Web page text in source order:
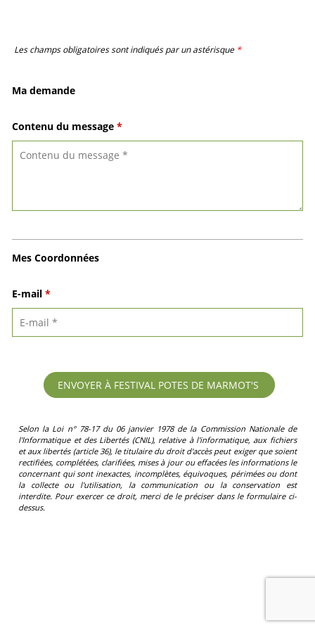
Les champs obligatoires sont indiqués par un astérisque *
Ma demande
Contenu du message *
Mes Coordonnées
E-mail *
Selon la Loi n° 78-17 du 06 janvier 1978 de la Commission Nationale de
l'Informatique et des Libertés (CNIL), relative à l'informatique, aux fichiers
et aux libertés (article 36), le titulaire du droit d'accès peut exiger que soient
rectifiées, complétées, clarifiées, mises à jour ou effacées les informations le
concernant qui sont inexactes, incomplètes, équivoques, périmées ou dont
la collecte ou l'utilisation, la communication ou la conservation est
interdite. Pour exercer ce droit, merci de le préciser dans le formulaire ci-
dessus.